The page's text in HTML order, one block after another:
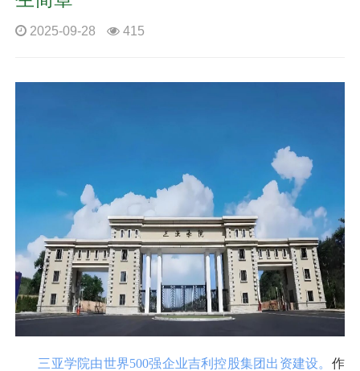
2025-09-28 415
三亚学院由世界500强企业吉利控股集团出资建设。 作